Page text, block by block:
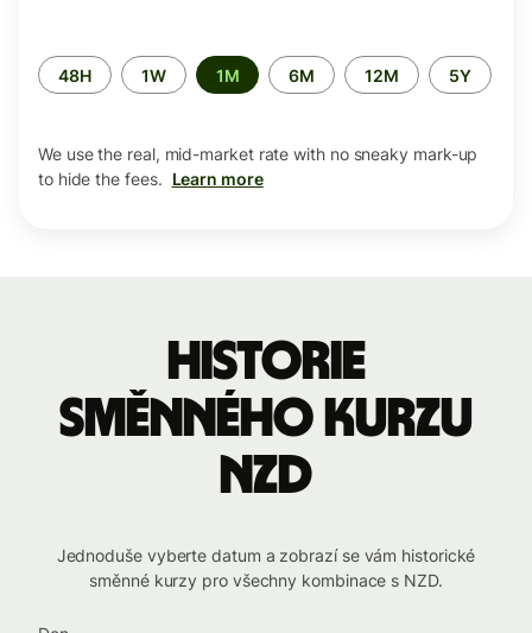
Time
period
48H 1W 1M 6M 12M 5Y
We use the real, mid-market rate with no sneaky mark-up
to hide the fees. Learn more
historie
směnného kurzu
NZD
Jednoduše vyberte datum a zobrazí se vám historické
směnné kurzy pro všechny kombinace s NZD.